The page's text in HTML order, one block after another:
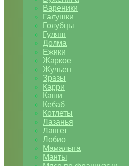
Вареники
Галушки
Голубцы
Гуляш
Долма
Ежики
Жаркое
Жульен
Зразы
Карри
Каши
Кебаб
Котлеты
Лазанья
Лангет
Лобио
Мамалыга
Манты